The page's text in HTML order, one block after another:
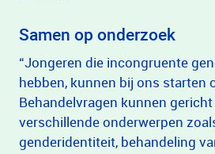
Samen op onderzoek
“Jongeren die incongruente
hebben, kunnen bij ons starten
Behandelvragen kunnen
verschillende onderwerpen
genderidentiteit, behandeling